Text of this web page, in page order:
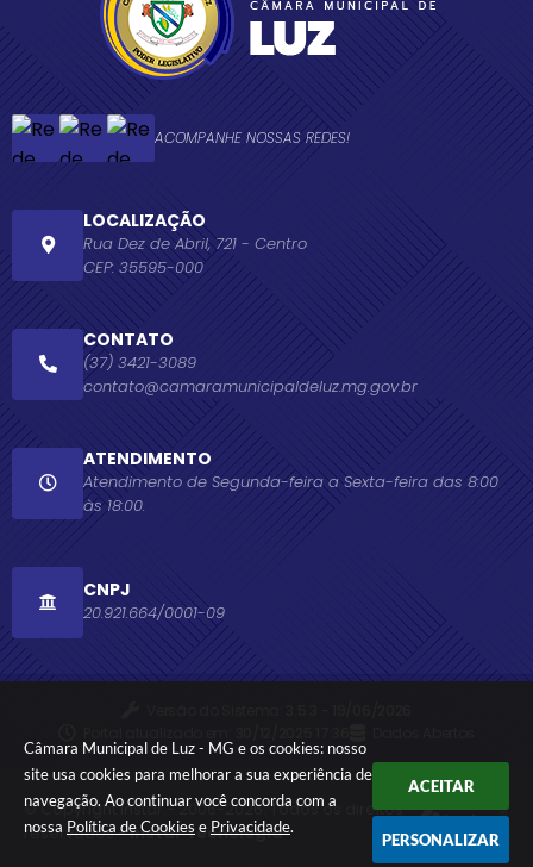
Câmara Municipal de Luz - MG e os cookies: nosso
site usa cookies para melhorar a sua experiência de
navegação. Ao continuar você concorda com a
nossa Política de Cookies e Privacidade.
ACEITAR
PERSONALIZAR
ACOMPANHE NOSSAS REDES!
LOCALIZAÇÃO
Rua Dez de Abril, 721 - Centro
CEP: 35595-000
CONTATO
(37) 3421-3089
contato@camaramunicipaldeluz.mg.gov.br
ATENDIMENTO
Atendimento de Segunda-feira a Sexta-feira das 8:00
às 18:00.
CNPJ
20.921.664/0001-09
© Copyright Instar - 2006-2026. Todos os direitos
reservados -Instar Tecnologia